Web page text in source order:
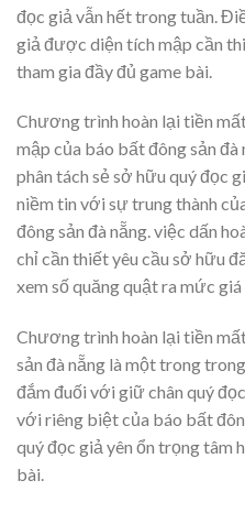
đọc giả vẫn hết trong tuần.
giả được diện tích mập cần
tham gia đầy đủ game bài.
Chương trình hoàn lại tiền
mập của báo bất đông sản
phân tách sẻ sở hữu quý đọc
niềm tin với sự trung thành
đông sản đà nẵng. việc dấn
chỉ cần thiết yêu cầu sở hữu
xem số quăng quật ra mức
Chương trình hoàn lại tiền
sản đà nẵng là một trong
đắm đuối với giữ chân quý
với riêng biệt của báo bất
quý đọc giả yên ổn trọng tâm
bài.